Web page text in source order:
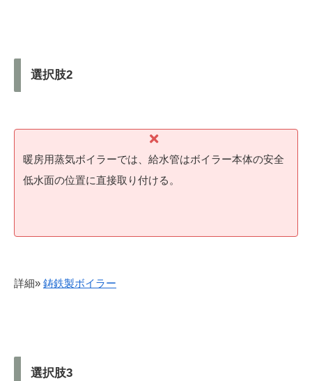
選択肢2
暖房用蒸気ボイラーでは、給水管はボイラー本体の安全
低水面の位置に直接取り付ける。
詳細» 鋳鉄製ボイラー
選択肢3